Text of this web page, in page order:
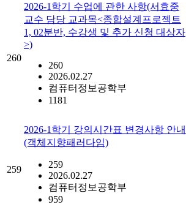
260
2026-1학기 수업에 관한 사항(서효중
교수 담당 교과목<종합설계프로젝트
1, 02분반, 수강생 및 추가 신청 대상자
>)
260
2026.02.27
컴퓨터정보공학부
1181
259
2026-1학기 강의시간표 변경사항 안내
(객체지향패러다임)
259
2026.02.27
컴퓨터정보공학부
959